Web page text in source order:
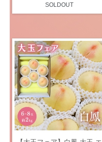
SOLDOUT